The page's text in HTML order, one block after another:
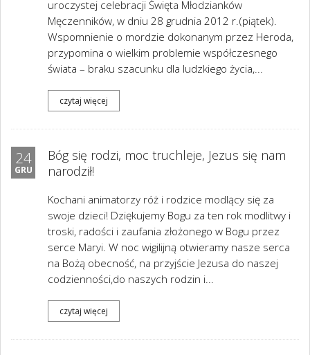
uroczystej celebracji Święta Młodzianków
Męczenników, w dniu 28 grudnia 2012 r.(piątek).
Wspomnienie o mordzie dokonanym przez Heroda,
przypomina o wielkim problemie współczesnego
świata – braku szacunku dla ludzkiego życia,...
czytaj więcej
24
GRU
Bóg się rodzi, moc truchleje, Jezus się nam
narodził!
Kochani animatorzy róż i rodzice modlący się za
swoje dzieci! Dziękujemy Bogu za ten rok modlitwy i
troski, radości i zaufania złożonego w Bogu przez
serce Maryi. W noc wigilijną otwieramy nasze serca
na Bożą obecność, na przyjście Jezusa do naszej
codzienności,do naszych rodzin i...
czytaj więcej